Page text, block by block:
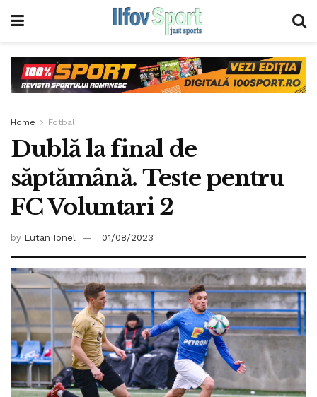
Home Fotbal
Dublă la final de
săptămână. Teste pentru
FC Voluntari 2
by Lutan Ionel 01/08/2023